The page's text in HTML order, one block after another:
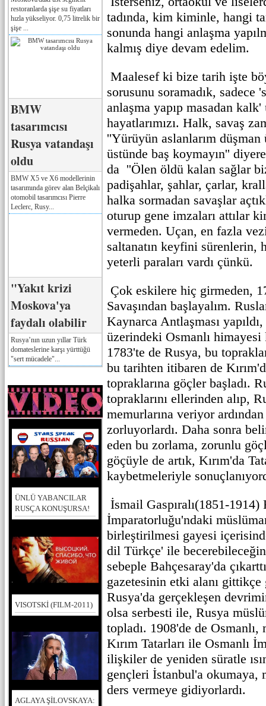
restoranlarda şişe su fiyatları
hızla yükseliyor. 0,75 litrelik bir
şişe ...
BMW
tasarımcısı
Rusya vatandaşı
oldu
BMW X5 ve X6 modellerinin
tasarımında görev alan Belçikalı
otomobil tasarımcısı Pierre
Leclerc, Rusy...
"Yakıt krizi
Moskova'ya
faydalı olabilir
Rusya’nın uzun yıllar Türk
domateslerine karşı yürttüğü
"sert mücadele"...
ÜNLÜ YABANCILAR
RUSÇA KONUŞURSA!
VISOTSKİ (FILM-2011)
AGLAYA ŞİLOVSKAYA:
tadında, kim kiminle, hangi
sonunda hangi anlaşma
kalmış diye devam edelim.
Maalesef ki bize tarih işte
sorusunu soramadık, sadece
anlaşma yapıp masadan
hayatlarımızı. Halk, savaş
''Yürüyün aslanlarım
üstünde baş koymayın''
da ''Ölen öldü kalan sağlar
padişahlar, şahlar, çarlar,
halka sormadan savaşlar
oturup gene imzaları attılar
vermeden. Uçan, en fazla
saltanatın keyfini sürenlerin,
yeterli paraları vardı çünkü.
Çok eskilere hiç girmeden,
Savaşından başlayalım.
Kaynarca Antlaşması yapıldı,
üzerindeki Osmanlı himayesi
1783'te de Rusya, bu
bu tarihten itibaren de
topraklarına göçler başladı.
topraklarını ellerinden alıp,
memurlarına veriyor
zorluyorlardı. Daha sonra
eden bu zorlama, zorunlu
göçüyle de artık, Kırım'da
kaybetmeleriyle
İsmail Gaspıralı(1851-1914)
İmparatorluğu'ndaki
birleştirilmesi gayesi
dil Türkçe' ile
sebeple Bahçesaray'da
gazetesinin etki alanı gittikçe
Rusya'da gerçekleşen
olsa serbesti ile, Rusya
topladı. 1908'de de
Kırım Tatarları ile Osmanlı
ilişkiler de yeniden süratle
gençleri İstanbul'a okumaya,
ders vermeye gidiyorlardı.